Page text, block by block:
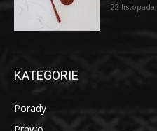
22 listopada,
KATEGORIE
Porady